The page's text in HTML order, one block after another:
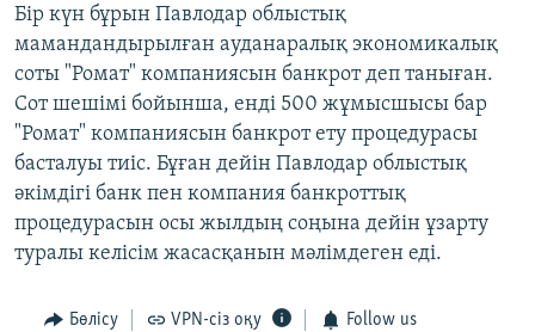
Бір күн бұрын Павлодар облыстық
мамандандырылған ауданаралық экономикалық
соты "Ромат" компаниясын банкрот деп таныған.
Сот шешімі бойынша, енді 500 жұмысшысы бар
"Ромат" компаниясын банкрот ету процедурасы
басталуы тиіс. Бұған дейін Павлодар облыстық
әкімдігі банк пен компания банкроттық
процедурасын осы жылдың соңына дейін ұзарту
туралы келісім жасасқанын мәлімдеген еді.
Бөлісу VPN-сіз оқу Follow us